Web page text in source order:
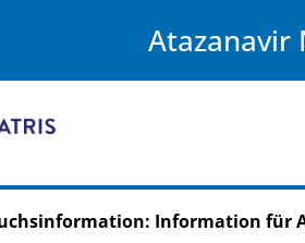
Atazanavir
Information für